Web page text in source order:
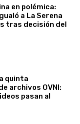
en polémica:
a La Serena
tras decisión del
quinta
archivos OVNI:
pasan al